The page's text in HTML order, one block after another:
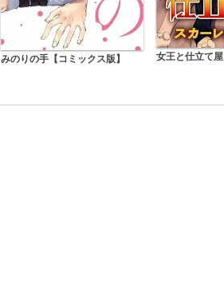
みのりの手【コミックス版】 女王と仕立て屋